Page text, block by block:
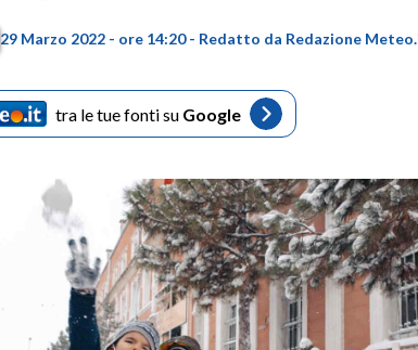
29 Marzo 2022 - ore 14:20 - Redatto da Redazione
tra le tue fonti su Google